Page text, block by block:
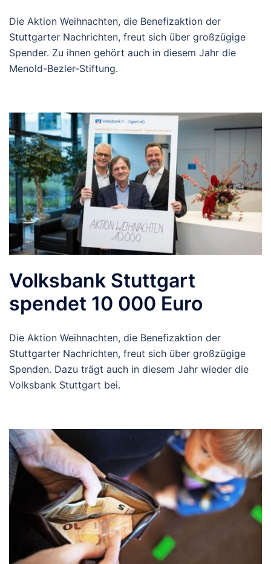
Die Aktion Weihnachten, die Benefizaktion der
Stuttgarter Nachrichten, freut sich über großzügige
Spender. Zu ihnen gehört auch in diesem Jahr die
Menold-Bezler-Stiftung.
Volksbank Stuttgart
spendet 10 000 Euro
Die Aktion Weihnachten, die Benefizaktion der
Stuttgarter Nachrichten, freut sich über großzügige
Spenden. Dazu trägt auch in diesem Jahr wieder die
Volksbank Stuttgart bei.